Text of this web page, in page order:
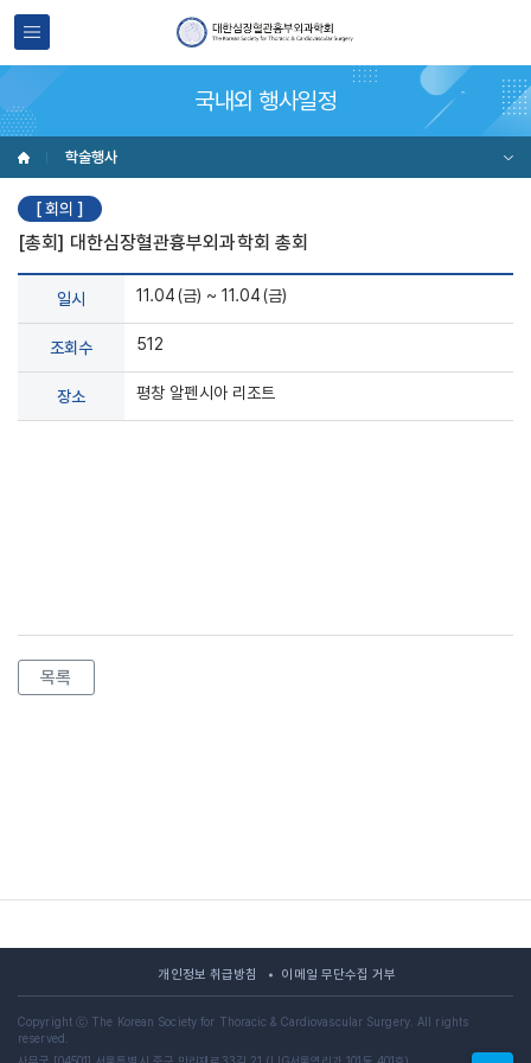
국내외 행사일정
학술행사
[ 회의 ]
[총회] 대한심장혈관흉부외과학회 총회
일시 11.04(금) ~ 11.04(금)
조회수 512
장소 평창 알펜시아 리조트
목록
개인정보 취급방침 이메일 무단수집 거부
Copyright ⓒ The Korean Society for Thoracic & Cardiovascular Surgery. All rights
reserved.